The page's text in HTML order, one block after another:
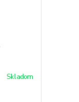
Skladom